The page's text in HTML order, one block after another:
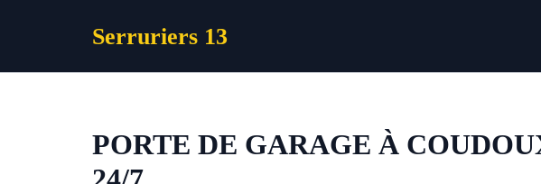
Serruriers 13
PORTE DE GARAGE À